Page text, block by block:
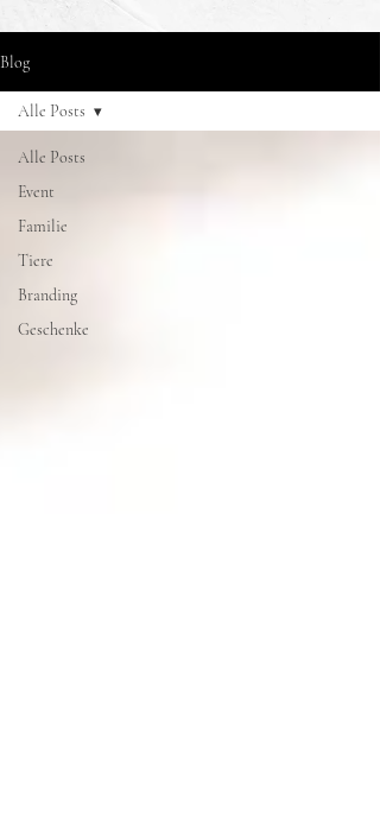
Blog
Alle Posts
Event
Familie
Tiere
Branding
Geschenke
Alle Posts